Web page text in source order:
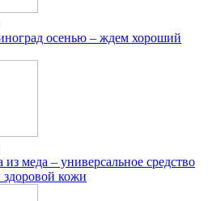
осенью – ждем хороший
меда – универсальное средство
здоровой кожи